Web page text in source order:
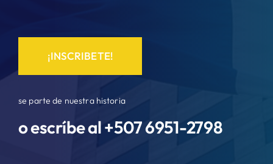
¡INSCRIBETE!
se parte de nuestra historia
o escríbe al +5076951-2798